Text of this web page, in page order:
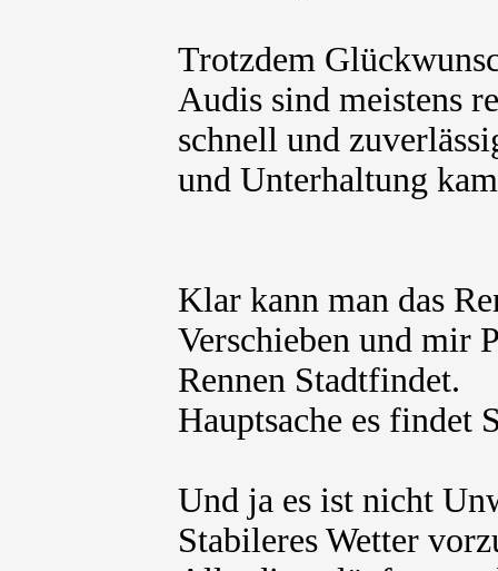
Trotzdem
Audis sind meistens
schnell und
und Unterhaltung
Klar kann man das
Verschieben und mir
Rennen Stadtfindet.
Hauptsache es findet
Und ja es ist nicht
Stabileres Wetter